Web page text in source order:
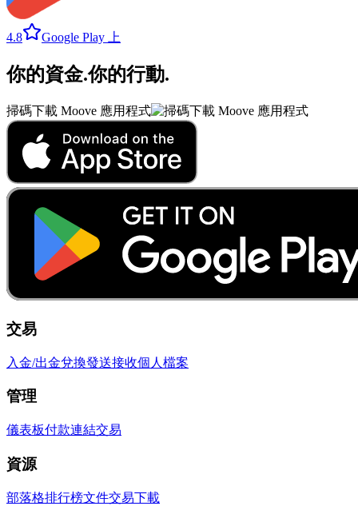
4.8 Google Play 上
你的資金.你的行動.
掃碼下載 Moove 應用程式
交易
入金/出金兌換發送接收個人檔案
管理
儀表板付款連結交易
資源
部落格排行榜文件交易下載